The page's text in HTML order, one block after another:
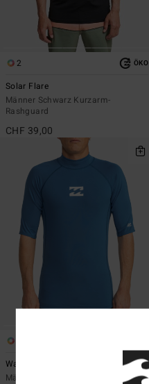
2 ÖKO
Solar Flare
Männer Schwarz Kurzarm-
Rashguard
CHF 39,00
Waves All Day
Männer Blau Kurzarm-Rashguard